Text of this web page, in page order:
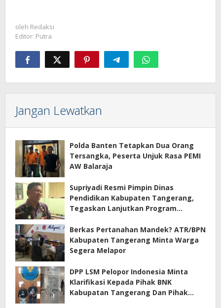
oleh Redaksi
Editor: Putra
Jangan Lewatkan
Polda Banten Tetapkan Dua Orang
Tersangka, Peserta Unjuk Rasa PEMI
AW Balaraja
Supriyadi Resmi Pimpin Dinas
Pendidikan Kabupaten Tangerang,
Tegaskan Lanjutkan Program
Berkas Pertanahan Mandek? ATR/BPN
Kabupaten Tangerang Minta Warga
Segera Melapor
DPP LSM Pelopor Indonesia Minta
Klarifikasi Kepada Pihak BNK
Kabupatan Tangerang Dan Pihak